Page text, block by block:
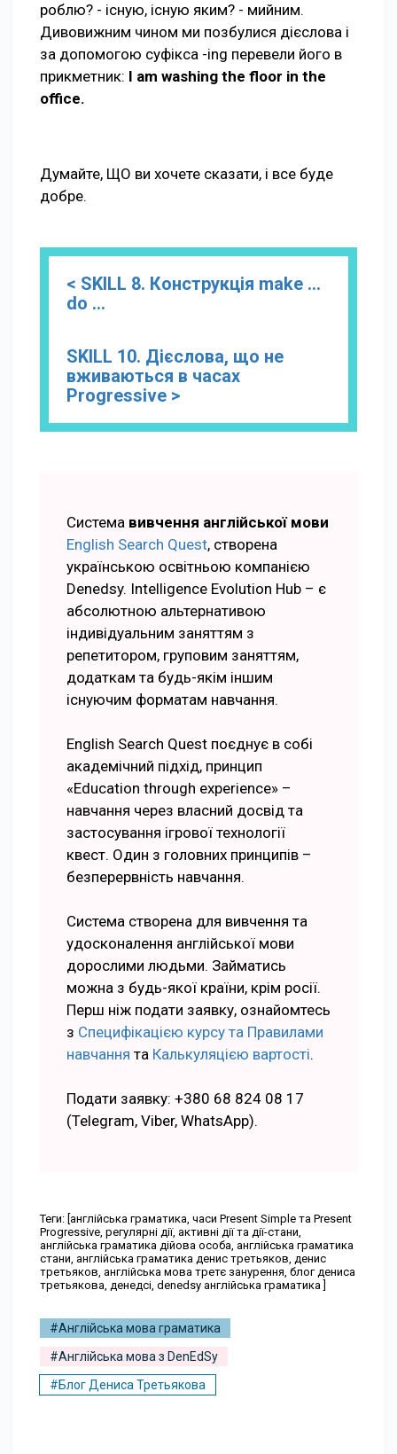
роблю? - існую, існую яким? - мийним.
Дивовижним чином ми позбулися дієслова і
за допомогою суфікса -ing перевели його в
прикметник: I am washing the floor in the
office.
Думайте, ЩО ви хочете сказати, і все буде
добре.
< SKILL 8. Конструкція make ...
do ...
SKILL 10. Дієслова, що не
вживаються в часах
Progressive >
Система вивчення англійської мови
English Search Quest, створена
українською освітньою компанією
Denedsy. Intelligence Evolution Hub – є
абсолютною альтернативою
індивідуальним заняттям з
репетитором, груповим заняттям,
додаткам та будь-якім іншим
існуючим форматам навчання.
English Search Quest поєднує в собі
академічний підхід, принцип
«Education through experience» –
навчання через власний досвід та
застосування ігрової технології
квест. Один з головних принципів –
безперервність навчання.
Система створена для вивчення та
удосконалення англійської мови
дорослими людьми. Займатись
можна з будь-якої країни, крім росії.
Перш ніж подати заявку, ознайомтесь
з Специфікацією курсу та Правилами
навчання та Калькуляцією вартості.
Подати заявку: +380 68 824 08 17
(Telegram, Viber, WhatsApp).
Теги: [англійська граматика, часи Present Simple та Present
Progressive, регулярні дії, активні дії та дії-стани,
англійська граматика дійова особа, англійська граматика
стани, англійська граматика денис третьяков, денис
третьяков, англійська мова третє занурення, блог дениса
третьякова, денедсі, denedsy англійська граматика ]
#Англійська мова граматика
#Англійська мова з DenEdSy
#Блог Дениса Третьякова